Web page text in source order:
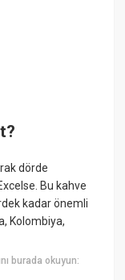
dörde
Bu kahve
kadar önemli
Kolombiya,
burada okuyun: